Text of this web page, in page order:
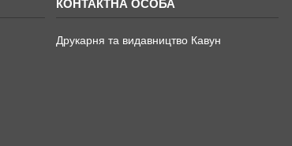
Друкарня та видавництво Кавун